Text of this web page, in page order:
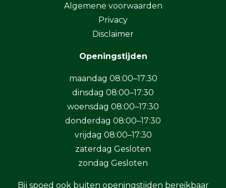
Algemene voorwaarden
Privacy
Disclaimer
Openingstijden
maandag 08:00–17:30
dinsdag 08:00–17:30
woensdag 08:00–17:30
donderdag 08:00–17:30
vrijdag 08:00–17:30
zaterdag Gesloten
zondag Gesloten
Bij spoed ook buiten openingstijden bereikbaar